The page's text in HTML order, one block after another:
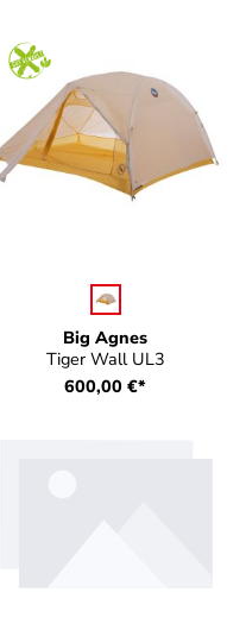
nicht verfügbar.)
Big Agnes
Tiger Wall UL3
Farbeauswählen
600,00 €*